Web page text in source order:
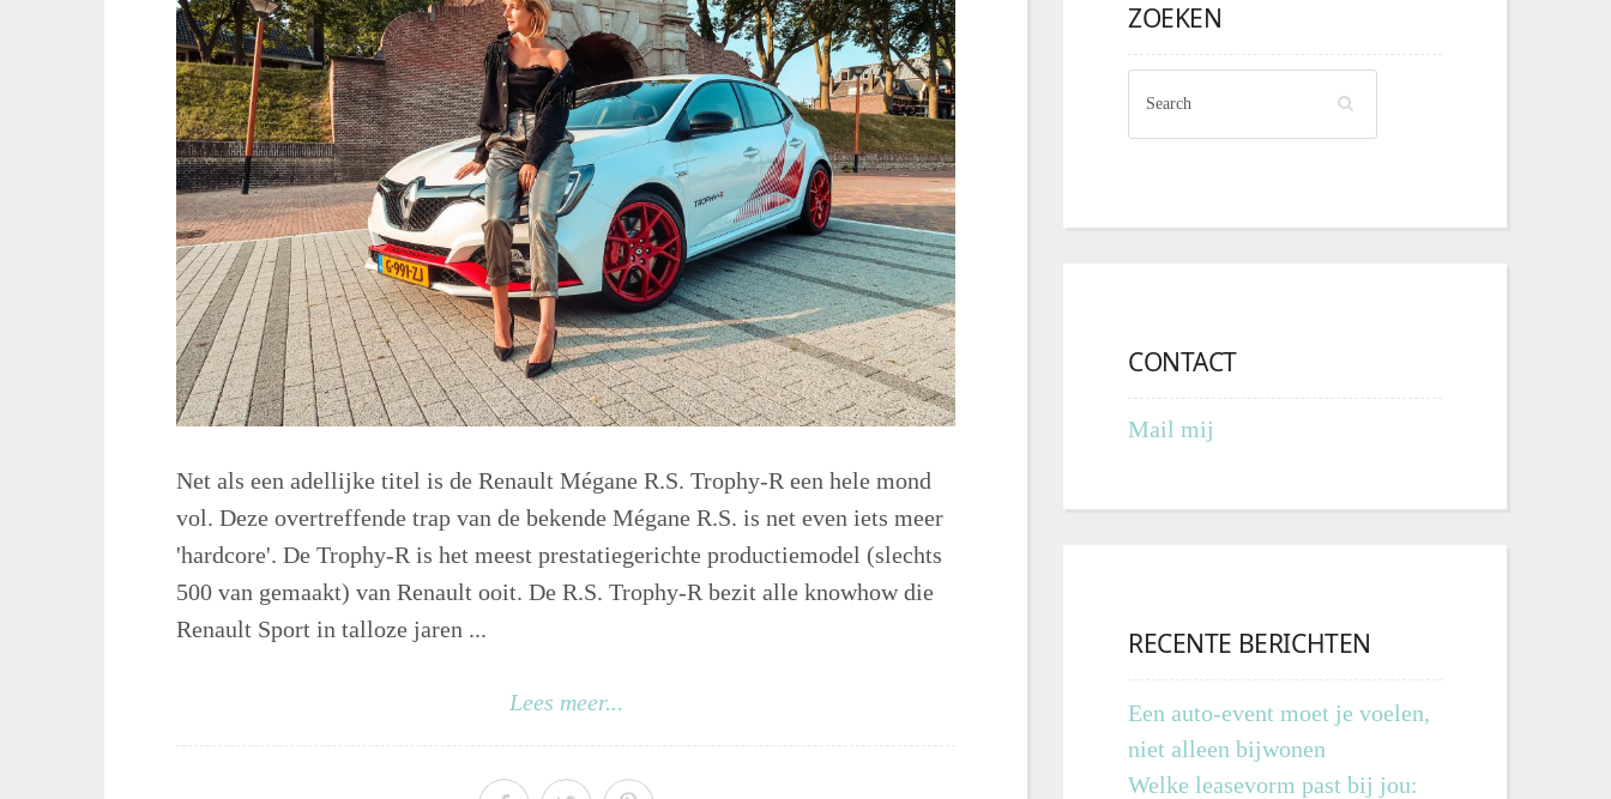
Net als een adellijke titel is de Renault Mégane R.S. Trophy-R een hele mond
vol. Deze overtreffende trap van de bekende Mégane R.S. is net even iets meer
'hardcore'. De Trophy-R is het meest prestatiegerichte productiemodel (slechts
500 van gemaakt) van Renault ooit. De R.S. Trophy-R bezit alle knowhow die
Renault Sport in talloze jaren ...
Lees meer...
ZOEKEN
CONTACT
Mail mij
RECENTE BERICHTEN
Een auto-event moet je voelen,
niet alleen bijwonen
Welke leasevorm past bij jou: